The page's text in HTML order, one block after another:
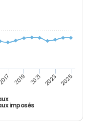
imposés
2019 2021 2023 2025